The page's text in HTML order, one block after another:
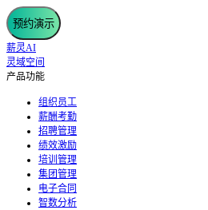
预约演示
薪灵AI
灵域空间
产品功能
组织员工
薪酬考勤
招聘管理
绩效激励
培训管理
集团管理
电子合同
智数分析